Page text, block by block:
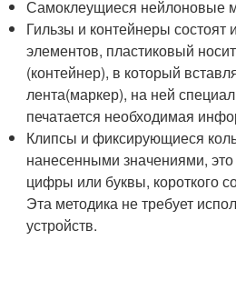
Самоклеущиеся нейлоновые
Гильзы и контейнеры состоят
элементов, пластиковый
(контейнер), в который
лента(маркер), на ней
печатается необходимая
Клипсы и фиксирующиеся
нанесенными значениями,
цифры или буквы, короткого
Эта методика не требует
устройств.